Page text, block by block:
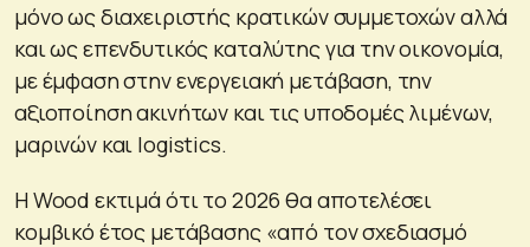
μόνο ως διαχειριστής κρατικών συμμετοχών αλλά
και ως επενδυτικός καταλύτης για την οικονομία,
με έμφαση στην ενεργειακή μετάβαση, την
αξιοποίηση ακινήτων και τις υποδομές λιμένων,
μαρινών και logistics.
Η Wood εκτιμά ότι το 2026 θα αποτελέσει
κομβικό έτος μετάβασης «από τον σχεδιασμό